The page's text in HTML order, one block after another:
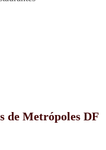
de Metrópoles DF